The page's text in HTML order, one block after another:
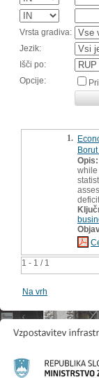
Vrsta gradiva:
Jezik:
Išči po:
Opcije:
1 - 1 / 1
1.
Opis:
Na vrh